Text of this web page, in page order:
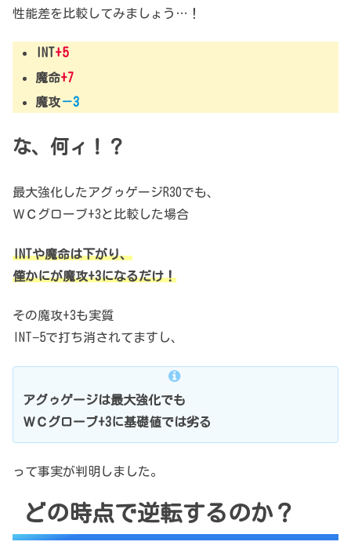
性能差を比較してみましょう…！
INT+5
魔命+7
魔攻－3
な、何ィ！？
最大強化したアグゥゲージR30でも、
ＷＣグローブ+3と比較した場合
INTや魔命は下がり、
僅かにが魔攻+3になるだけ！
その魔攻+3も実質
INT−5で打ち消されてますし、
アグゥゲージは最大強化でも
ＷＣグローブ+3に基礎値では劣る
って事実が判明しました。
どの時点で逆転するのか？